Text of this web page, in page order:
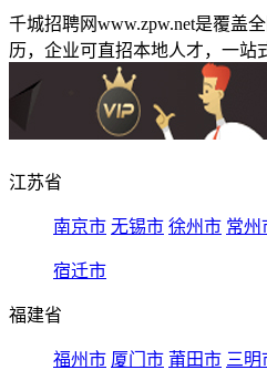
千城招聘网www.zpw.net是覆盖
历，企业可直招本地人才，一站
江苏省
南京市 无锡市 徐州市 常州
宿迁市
福建省
福州市 厦门市 莆田市 三明